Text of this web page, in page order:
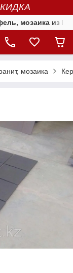
мозаика из
мозаика